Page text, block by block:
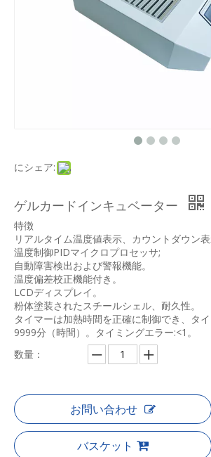
にシェア:
ゲルカードインキュベーター
特徴
リアルタイム温度値表示、カウントダウン表
温度制御PIDマイクロプロセッサ;
自動障害検出および警報機能。
温度偏差校正機能付き。
LCDディスプレイ。
粉体塗装されたスチールシェル、耐久性。
タイマーは加熱時間を正確に制御でき、タ
9999分（時間）。タイミングエラー:<1。
数量：
お問い合わせ
バスケット